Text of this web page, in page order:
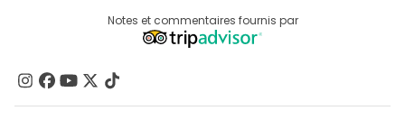
Programme D’affiliation
Contactez-Nous
Groupes
Notes et commentaires fournis par